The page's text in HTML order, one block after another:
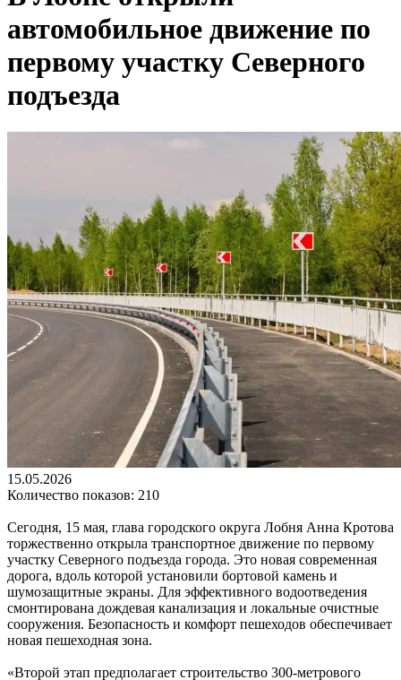
автомобильное движение по
первому участку Северного
подъезда
15.05.2026
Количество показов: 210
Сегодня, 15 мая, глава городского округа Лобня Анна Кротова
торжественно открыла транспортное движение по первому
участку Северного подъезда города. Это новая современная
дорога, вдоль которой установили бортовой камень и
шумозащитные экраны. Для эффективного водоотведения
смонтирована дождевая канализация и локальные очистные
сооружения. Безопасность и комфорт пешеходов обеспечивает
новая пешеходная зона.
«Второй этап предполагает строительство 300-метрового